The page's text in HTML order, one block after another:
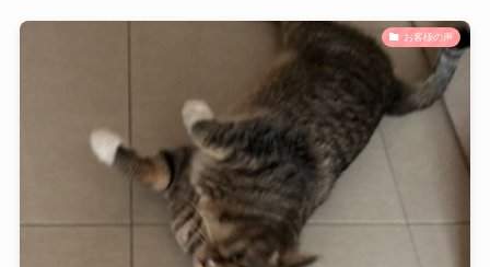
お客様の声